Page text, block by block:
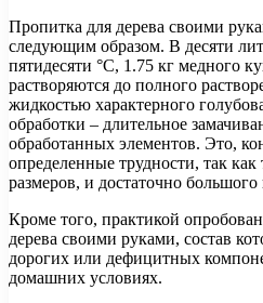
Пропитка для дерева своими
следующим образом. В десяти
пятидесяти °С, 1.75 кг медного
растворяются до полного
жидкостью характерного
обработки – длительное
обработанных элементов. Это,
определенные трудности, так как
размеров, и достаточно большого
Кроме того, практикой
дерева своими руками, состав
дорогих или дефицитных
домашних условиях.